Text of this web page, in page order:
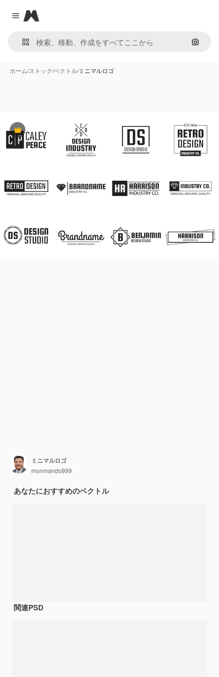
Close menu
Magnific
画像で
ホーム/ストック/ベクトル/ミニマルロゴ
Premium
ミニマルロゴ
monmando999
あなたにおすすめのベクトル
関連PSD